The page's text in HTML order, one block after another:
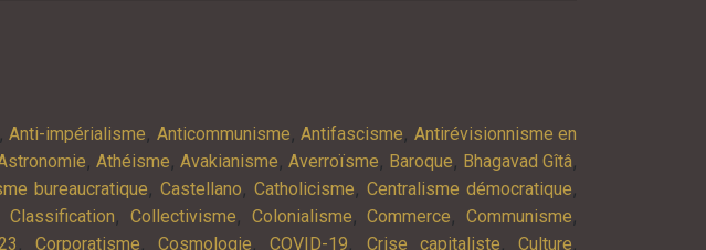
, Anti-impérialisme, Anticommunisme, Antifascisme, Antirévisionnisme en
, Athéisme, Avakianisme, Averroïsme, Baroque, Bhagavad Gîtâ,
bureaucratique, Castellano, Catholicisme, Centralisme démocratique,
Classification,Collectivisme, Colonialisme,Commerce,Communisme,
, Corporatisme,Cosmologie,COVID-19, Crise capitaliste,Culture,